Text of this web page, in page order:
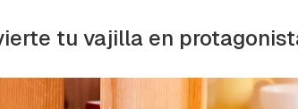
tu vajilla en